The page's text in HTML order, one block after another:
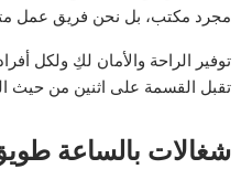
مجرد مكتب، بل نحن فريق عمل
توفير الراحة والأمان لكِ ولكل
تقبل القسمة على اثنين من حيث
شغالات بالساعة